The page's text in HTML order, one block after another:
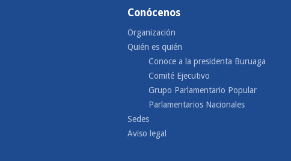
Conócenos
Organización
Quién es quién
Conoce a la presidenta Buruaga
Comité Ejecutivo
Grupo Parlamentario Popular
Parlamentarios Nacionales
Sedes
Aviso legal